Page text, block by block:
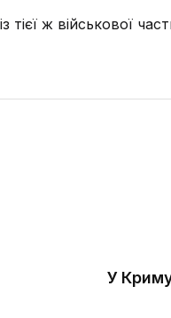
ж військової
У Криму